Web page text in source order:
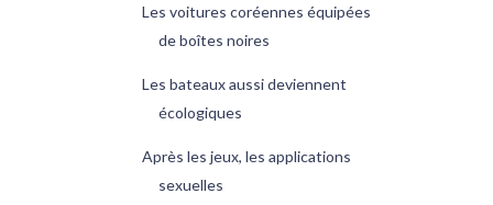
Les voitures coréennes équipées
de boîtes noires
Les bateaux aussi deviennent
écologiques
Après les jeux, les applications
sexuelles